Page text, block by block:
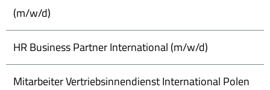
(m/w/d)
HR Business Partner International (m/w/d)
Mitarbeiter Vertriebsinnendienst International Polen